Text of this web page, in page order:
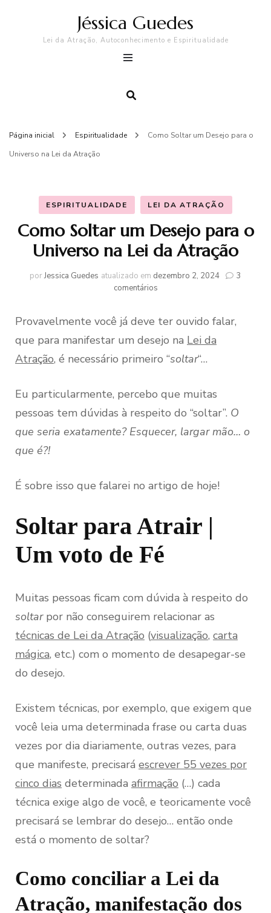
Jéssica Guedes
Lei da Atração, Autoconhecimento e Espiritualidade
Página inicial Espiritualidade
Como Soltar um Desejo para o
Universo na Lei da Atração
ESPIRITUALIDADE LEI DA ATRAÇÃO
Como Soltar um Desejo para o
Universo na Lei da Atração
porJessica Guedes atualizado em dezembro 2, 2024
3
comentáriosem
um
Desejo
para
o
Lei
da
Atração
Provavelmente você já deve ter ouvido falar,
que para manifestar um desejo na Lei da
Atração, é necessário primeiro “soltar“…
Eu particularmente, percebo que muitas
pessoas tem dúvidas à respeito do “soltar”. O
que seria exatamente? Esquecer, largar mão… o
que é?!
É sobre isso que falarei no artigo de hoje!
Soltar para Atrair |
Um voto de Fé
Muitas pessoas ficam com dúvida à respeito do
soltarpor não conseguirem relacionar as
técnicas de Lei da Atração (visualização, carta
mágica, etc.) com o momento de desapegar-se
do desejo.
Existem técnicas, por exemplo, que exigem que
você leia uma determinada frase ou carta duas
vezes por dia diariamente, outras vezes, para
que manifeste, precisará escrever 55 vezes por
cinco dias determinada afirmação (…) cada
técnica exige algo de você, e teoricamente você
precisará se lembrar do desejo… então onde
está o momento de soltar?
Como conciliar a Lei da
Atração, manifestação dos